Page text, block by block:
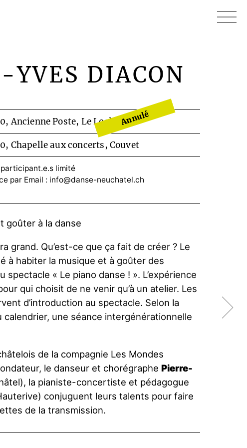
YVES DIACON
Ancienne Poste, Le Locle Annulé
Chapelle aux concerts, Couvet
limité
par Email : info@danse-neuchatel.ch
goûter à la danse
grand. Qu’est-ce que ça fait de créer ? Le
à habiter la musique et à goûter des
spectacle « Le piano danse ! ». L’expérience
qui choisit de ne venir qu’à un atelier. Les
d’introduction au spectacle. Selon la
calendrier, une séance intergénérationnelle
de la compagnie Les Mondes
le danseur et chorégraphe Pierre-
la pianiste-concertiste et pédagogue
conjuguent leurs talents pour faire
de la transmission.